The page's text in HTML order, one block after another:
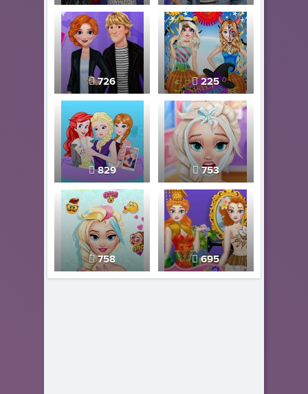
726 225
829 753
758 695